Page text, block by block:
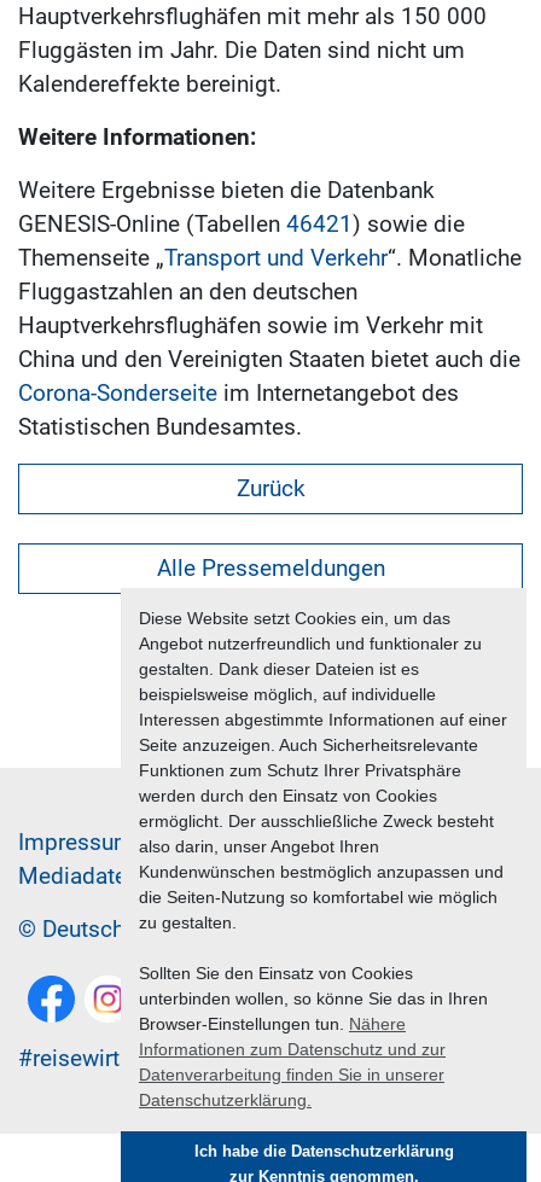
Diese Website setzt Cookies ein, um das
Angebot nutzerfreundlich und funktionaler zu
gestalten. Dank dieser Dateien ist es
beispielsweise möglich, auf individuelle
Interessen abgestimmte Informationen auf einer
Seite anzuzeigen. Auch Sicherheitsrelevante
Funktionen zum Schutz Ihrer Privatsphäre
werden durch den Einsatz von Cookies
ermöglicht. Der ausschließliche Zweck besteht
also darin, unser Angebot Ihren
Kundenwünschen bestmöglich anzupassen und
die Seiten-Nutzung so komfortabel wie möglich
zu gestalten.
Sollten Sie den Einsatz von Cookies
unterbinden wollen, so könne Sie das in Ihren
Browser-Einstellungen tun. Nähere
Informationen zum Datenschutz und zur
Datenverarbeitung finden Sie in unserer
Datenschutzerklärung.
Ich habe die Datenschutzerklärung
zur Kenntnis genommen.
Hauptverkehrsflughäfen mit mehr als 150 000
Fluggästen im Jahr. Die Daten sind nicht um
Kalendereffekte bereinigt.
Weitere Informationen:
Weitere Ergebnisse bieten die Datenbank
GENESIS-Online (Tabellen 46421) sowie die
Themenseite „Transport und Verkehr“. Monatliche
Fluggastzahlen an den deutschen
Hauptverkehrsflughäfen sowie im Verkehr mit
China und den Vereinigten Staaten bietet auch die
Corona-Sonderseite im Internetangebot des
Statistischen Bundesamtes.
Zurück
Alle Pressemeldungen
Im­pres­sum & Da­ten­schutz
Me­di­a­da­ten & Mar­ke­ting­leis­tun­gen
Jobs
© Deutscher Reiseverband 2026
#reisewirtschaft